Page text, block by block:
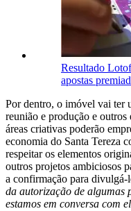
Resultado
apostas
Por dentro, o imóvel vai ter
reunião e produção e outros
áreas criativas poderão
economia do Santa Tereza
respeitar os elementos
outros projetos ambiciosos
a confirmação para divulgá-
da autorização de algumas
estamos em conversa com